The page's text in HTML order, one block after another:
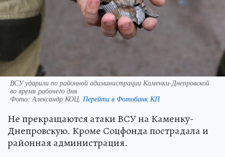
ВСУ ударили по районной адиминистрации Каменки-Днепровской
во время рабочего дня
Фото: Александр КОЦ. Перейти в Фотобанк КП
Не прекращаются атаки ВСУ на Каменку-
Днепровскую. Кроме Соцфонда пострадала и
районная администрация.